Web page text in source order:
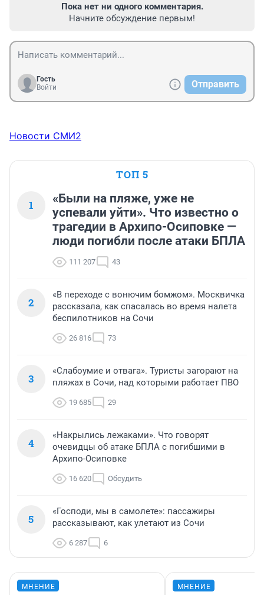
Пока нет ни одного комментария.
Начните обсуждение первым!
Гость
Войти
Отправить
Новости СМИ2
ТОП 5
1
«Были на пляже, уже не
успевали уйти». Что известно о
трагедии в Архипо-Осиповке —
люди погибли после атаки БПЛА
111 207 43
2
«В переходе с вонючим бомжом». Москвичка
рассказала, как спасалась во время налета
беспилотников на Сочи
26 816 73
3
«Слабоумие и отвага». Туристы загорают на
пляжах в Сочи, над которыми работает ПВО
19 685 29
4
«Накрылись лежаками». Что говорят
очевидцы об атаке БПЛА с погибшими в
Архипо-Осиповке
16 620 Обсудить
5
«Господи, мы в самолете»: пассажиры
рассказывают, как улетают из Сочи
6 287 6
МНЕНИЕ МНЕНИЕ